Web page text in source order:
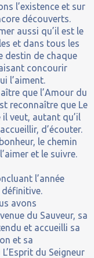
l’existence et sur
découverts.
aussi qu’il est le
et dans tous les
destin de chaque
concourir
l’aiment.
que l’Amour du
reconnaître que Le
veut, autant qu’il
d’écouter.
le chemin
et le suivre.
l’année
avons
du Sauveur, sa
et accueilli sa
et sa
du Seigneur